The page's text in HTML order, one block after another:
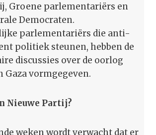
Groene parlementariërs en
Democraten.
parlementariërs die anti-
politiek steunen, hebben de
discussies over de oorlog
Gaza vormgegeven.
Nieuwe Partij?
weken wordt verwacht dat er